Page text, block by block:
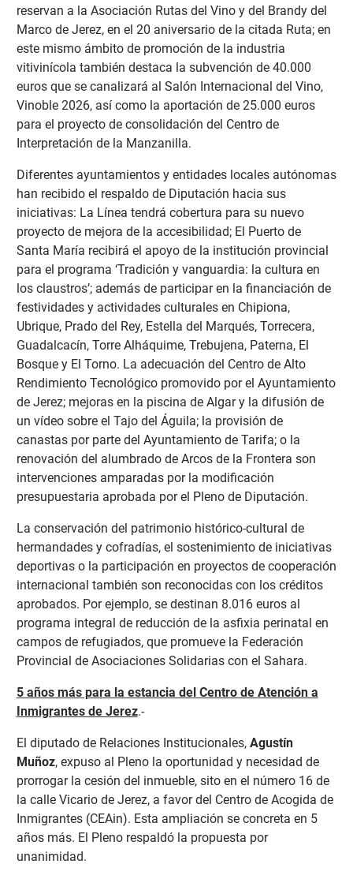
reservan a la Asociación Rutas del Vino y del Brandy del
Marco de Jerez, en el 20 aniversario de la citada Ruta; en
este mismo ámbito de promoción de la industria
vitivinícola también destaca la subvención de 40.000
euros que se canalizará al Salón Internacional del Vino,
Vinoble 2026, así como la aportación de 25.000 euros
para el proyecto de consolidación del Centro de
Interpretación de la Manzanilla.
Diferentes ayuntamientos y entidades locales autónomas
han recibido el respaldo de Diputación hacia sus
iniciativas: La Línea tendrá cobertura para su nuevo
proyecto de mejora de la accesibilidad; El Puerto de
Santa María recibirá el apoyo de la institución provincial
para el programa ‘Tradición y vanguardia: la cultura en
los claustros’; además de participar en la financiación de
festividades y actividades culturales en Chipiona,
Ubrique, Prado del Rey, Estella del Marqués, Torrecera,
Guadalcacín, Torre Alháquime, Trebujena, Paterna, El
Bosque y El Torno. La adecuación del Centro de Alto
Rendimiento Tecnológico promovido por el Ayuntamiento
de Jerez; mejoras en la piscina de Algar y la difusión de
un vídeo sobre el Tajo del Águila; la provisión de
canastas por parte del Ayuntamiento de Tarifa; o la
renovación del alumbrado de Arcos de la Frontera son
intervenciones amparadas por la modificación
presupuestaria aprobada por el Pleno de Diputación.
La conservación del patrimonio histórico-cultural de
hermandades y cofradías, el sostenimiento de iniciativas
deportivas o la participación en proyectos de cooperación
internacional también son reconocidas con los créditos
aprobados. Por ejemplo, se destinan 8.016 euros al
programa integral de reducción de la asfixia perinatal en
campos de refugiados, que promueve la Federación
Provincial de Asociaciones Solidarias con el Sahara.
5 años más para la estancia del Centro de Atención a
Inmigrantes de Jerez.-
El diputado de Relaciones Institucionales, Agustín
Muñoz, expuso al Pleno la oportunidad y necesidad de
prorrogar la cesión del inmueble, sito en el número 16 de
la calle Vicario de Jerez, a favor del Centro de Acogida de
Inmigrantes (CEAin). Esta ampliación se concreta en 5
años más. El Pleno respaldó la propuesta por
unanimidad.